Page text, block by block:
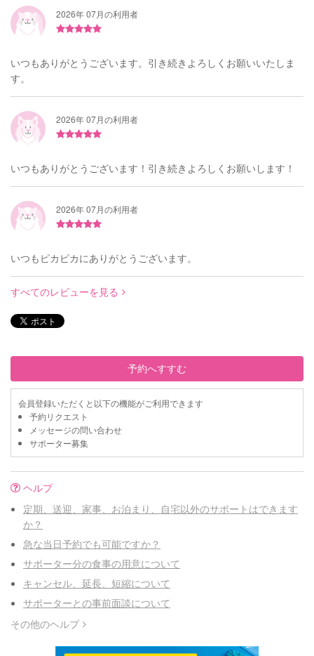
2026年 07月の利用者
いつもありがとうございます。引き続きよろしくお願いいたしま
す。
2026年 07月の利用者
いつもありがとうございます！引き続きよろしくお願いします！
2026年 07月の利用者
いつもピカピカにありがとうございます。
すべてのレビューを見る
予約へすすむ
会員登録いただくと以下の機能がご利用できます
予約リクエスト
メッセージの問い合わせ
サポーター募集
ヘルプ
定期、送迎、家事、お泊まり、自宅以外のサポートはできます
か？
急な当日予約でも可能ですか？
サポーター分の食事の用意について
キャンセル、延長、短縮について
サポーターとの事前面談について
その他のヘルプ